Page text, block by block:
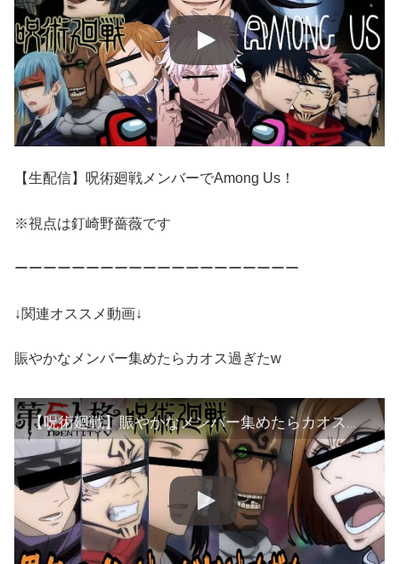
【生配信】呪術廻戦メンバーでAmong Us！
※視点は釘崎野薔薇です
ーーーーーーーーーーーーーーーーーーーー
↓関連オススメ動画↓
賑やかなメンバー集めたらカオス過ぎたw
【呪術廻戦】賑やかなメンバー集めたらカオス過ぎたｗ【第五人格】【声真似】